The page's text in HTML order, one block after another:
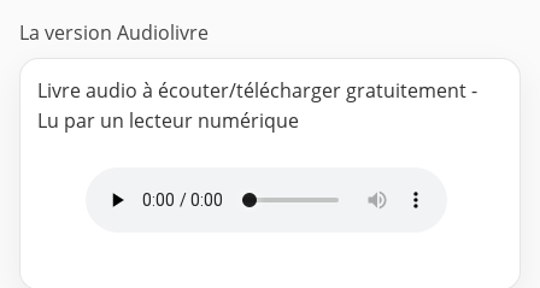
La version Audiolivre
Livre audio à écouter/télécharger gratuitement -
Lu par un lecteur numérique